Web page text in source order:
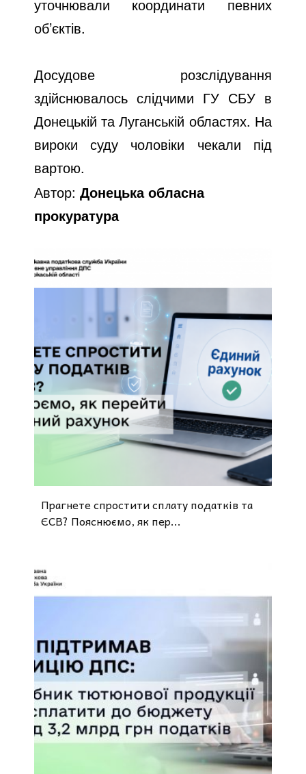
уточнювали координати певних
об’єктів.
Досудове розслідування
здійснювалось слідчими ГУ СБУ в
Донецькій та Луганській областях. На
вироки суду чоловіки чекали під
вартою.
Автор:Донецька обласна
прокуратура
Прагнете спростити сплату податків та
ЄСВ? Пояснюємо, як пер...